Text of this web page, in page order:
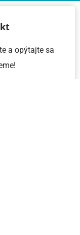
a opýtajte sa